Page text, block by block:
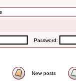
Password:
New posts